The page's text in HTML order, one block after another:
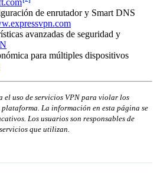
de enrutador y Smart DNS
avanzadas de seguridad y
para múltiples dispositivos
el uso de servicios VPN para violar los
La información en esta página se
Los usuarios son responsables de
que utilizan.